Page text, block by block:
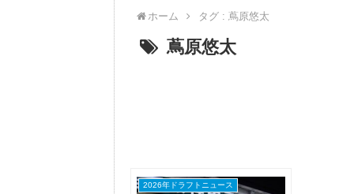
ホーム タグ : 蔦原悠太
蔦原悠太
2026年ドラフトニュース